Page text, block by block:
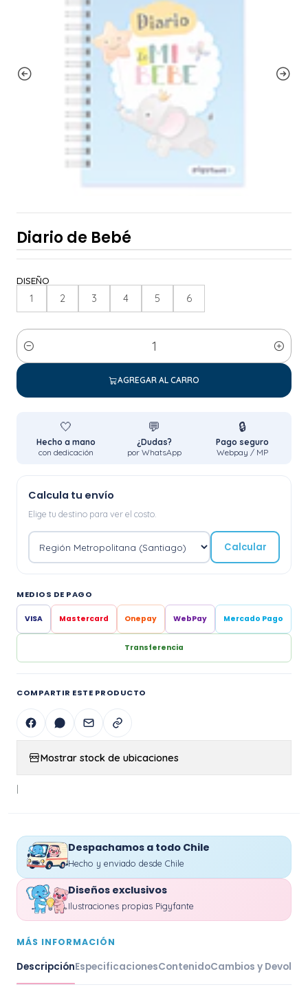
Diario de Bebé
DISEÑO
1 2 3 4 5 6
Cantidad
AGREGAR AL CARRO
🤍
Hecho a mano
con dedicación
💬
¿Dudas?
por WhatsApp
🔒
Pago seguro
Webpay / MP
Calcula tu envío
Elige tu destino para ver el costo.
Calcular
MEDIOS DE PAGO
VISA Mastercard Onepay WebPay Mercado Pago
Transferencia
COMPARTIR ESTE PRODUCTO
Mostrar stock de ubicaciones
|
Despachamos a todo Chile
Hecho y enviado desde Chile
Diseños exclusivos
Ilustraciones propias Pigyfante
MÁS INFORMACIÓN
DescripciónEspecificacionesContenidoCambios y